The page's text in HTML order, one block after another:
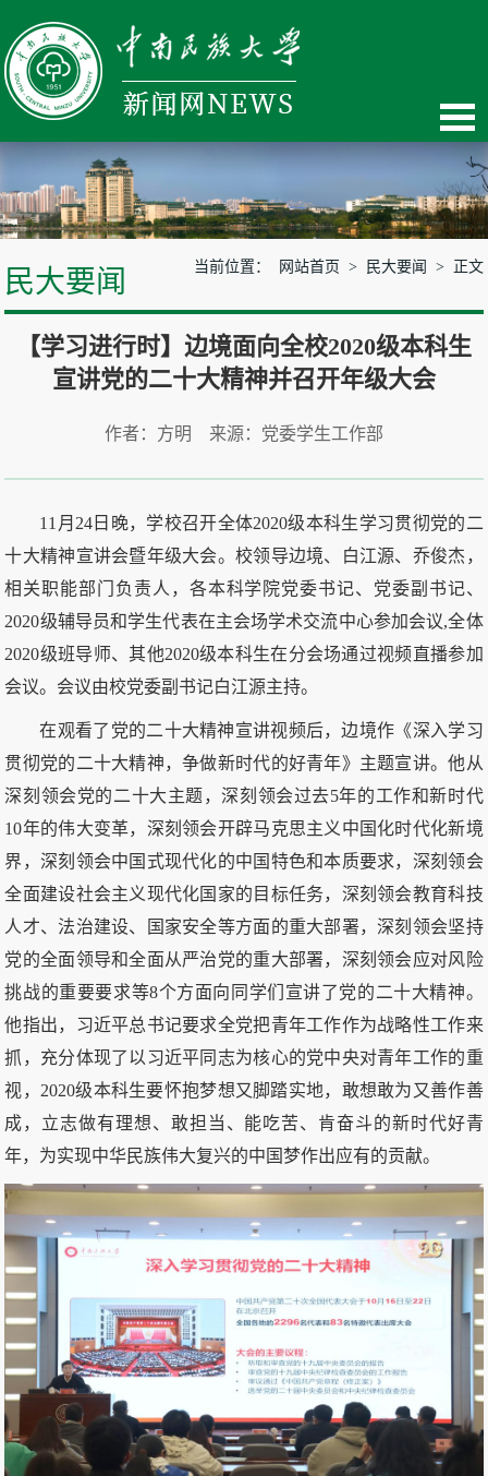
民大要闻 当前位置： 网站首页 > 民大要闻 > 正文
【学习进行时】边境面向全校2020级本科生
宣讲党的二十大精神并召开年级大会
作者：方明 来源：党委学生工作部
11月24日晚，学校召开全体2020级本科生学习贯彻党的二
十大精神宣讲会暨年级大会。校领导边境、白江源、乔俊杰，
相关职能部门负责人，各本科学院党委书记、党委副书记、
2020级辅导员和学生代表在主会场学术交流中心参加会议,全体
2020级班导师、其他2020级本科生在分会场通过视频直播参加
会议。会议由校党委副书记白江源主持。
在观看了党的二十大精神宣讲视频后，边境作《深入学习
贯彻党的二十大精神，争做新时代的好青年》主题宣讲。他从
深刻领会党的二十大主题，深刻领会过去5年的工作和新时代
10年的伟大变革，深刻领会开辟马克思主义中国化时代化新境
界，深刻领会中国式现代化的中国特色和本质要求，深刻领会
全面建设社会主义现代化国家的目标任务，深刻领会教育科技
人才、法治建设、国家安全等方面的重大部署，深刻领会坚持
党的全面领导和全面从严治党的重大部署，深刻领会应对风险
挑战的重要要求等8个方面向同学们宣讲了党的二十大精神。
他指出，习近平总书记要求全党把青年工作作为战略性工作来
抓，充分体现了以习近平同志为核心的党中央对青年工作的重
视，2020级本科生要怀抱梦想又脚踏实地，敢想敢为又善作善
成，立志做有理想、敢担当、能吃苦、肯奋斗的新时代好青
年，为实现中华民族伟大复兴的中国梦作出应有的贡献。